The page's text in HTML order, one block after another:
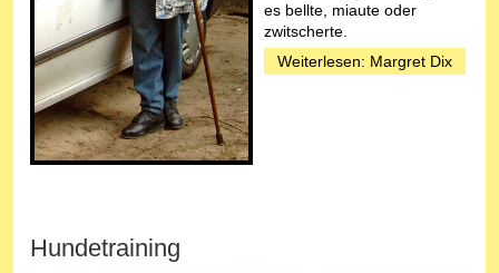
es bellte, miaute oder
zwitscherte.
Weiterlesen: Margret Dix
Hundetraining